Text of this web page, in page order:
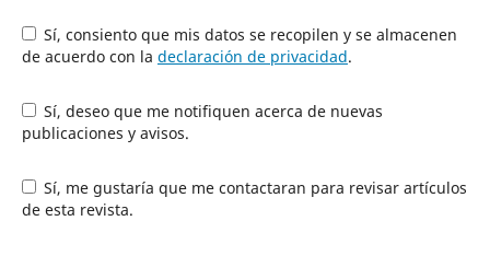
Sí, consiento que mis datos se recopilen y se almacenen
de acuerdo con la declaración de privacidad.
Sí, deseo que me notifiquen acerca de nuevas
publicaciones y avisos.
Sí, me gustaría que me contactaran para revisar artículos
de esta revista.